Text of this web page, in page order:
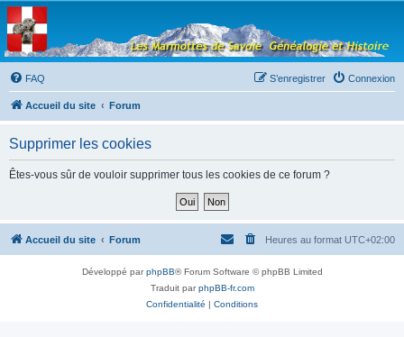
Les Marmottes de
Savoie
Forum d'entraide généalogique
FAQ
Connexion
S’enregistrer
Accueil du site Forum
Supprimer les cookies
Êtes-vous sûr de vouloir supprimer tous les cookies de ce forum ?
Accueil du site Forum Heures au format UTC+02:00
Développé parphpBB® Forum Software © phpBB Limited
Traduit parphpBB-fr.com
Confidentialité
Conditions